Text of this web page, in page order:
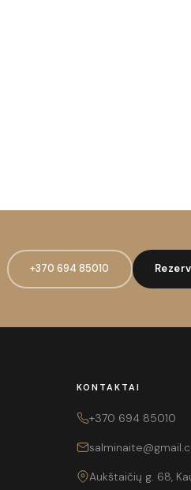
+370 694 85010
KONTAKTAI
+370 694 85010
Aukštaičių g. 68,